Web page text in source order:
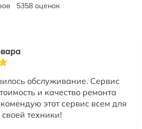
5358 оценок
обслуживание. Сервис
и качество ремонта
этот сервис всем для
техники!